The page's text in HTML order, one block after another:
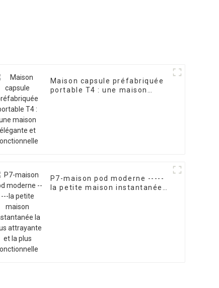
Maison capsule préfabriquée
portable T4 : une maison
P7-maison pod moderne -----
la petite maison instantanée